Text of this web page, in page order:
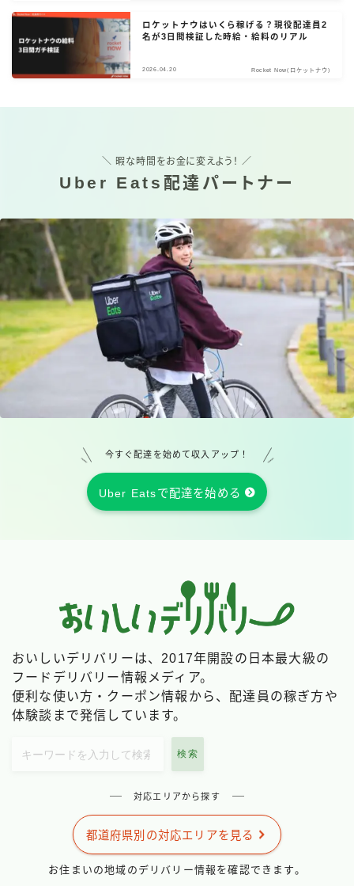
ロケットナウはいくら稼げる？現役配達員2
名が3日間検証した時給・給料のリアル
2026.04.20 Rocket Now(ロケットナウ)
＼ 暇な時間をお金に変えよう！ ／
Uber Eats配達パートナー
今すぐ配達を始めて収入アップ！
Uber Eatsで配達を始める
おいしいデリバリーは、2017年開設の日本最大級の
フードデリバリー情報メディア。
便利な使い方・クーポン情報から、配達員の稼ぎ方や
体験談まで発信しています。
検索
対応エリアから探す
都道府県別の対応エリアを見る
お住まいの地域のデリバリー情報を確認できます。